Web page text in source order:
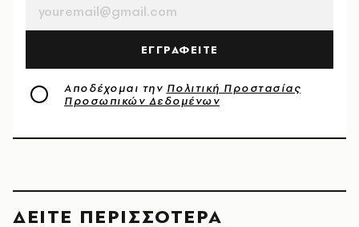
ΕΓΓΡΑΦΕΙΤΕ
Αποδέχομαι την Πολιτική Προστασίας
Προσωπικών Δεδομένων
ΔΕΙΤΕ ΠΕΡΙΣΣΟΤΕΡΑ